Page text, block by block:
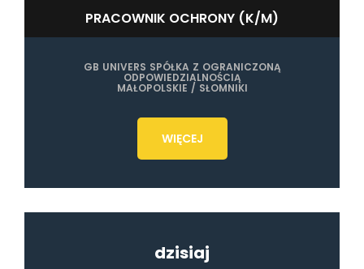
PRACOWNIK OCHRONY (K/M)
GB UNIVERS SPÓŁKA Z OGRANICZONĄ
ODPOWIEDZIALNOŚCIĄ
MAŁOPOLSKIE / SŁOMNIKI
WIĘCEJ
dzisiaj